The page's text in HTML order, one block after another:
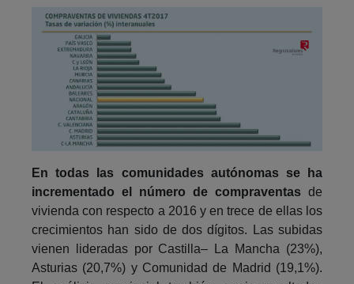
En todas las comunidades autónomas se ha
incrementado el número de compraventas de
vivienda con respecto a 2016 y en trece de ellas los
crecimientos han sido de dos dígitos. Las subidas
vienen lideradas por Castilla– La Mancha (23%),
Asturias (20,7%) y Comunidad de Madrid (19,1%).